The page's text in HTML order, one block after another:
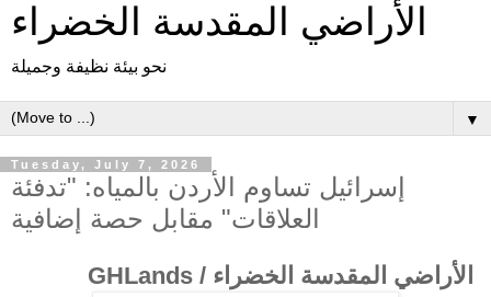
الأراضي المقدسة الخضراء
نحو بيئة نظيفة وجميلة
▼
Tuesday, July 7, 2026
إسرائيل تساوم الأردن بالمياه: "تدفئة
العلاقات" مقابل حصة إضافية
الأراضي المقدسة الخضراء / GHLands